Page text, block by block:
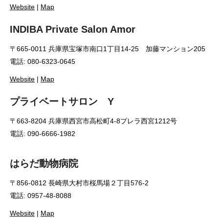
Website | Map
INDIBA Private Salon Amor
〒665-0011 兵庫県宝塚市南口1丁目14-25 加藤マンション205
電話: 080-6323-0645
Website | Map
プライベートサロン Y
〒663-8204 兵庫県西宮市高松町4-8プレラ西宮1212号
電話: 090-6666-1982
はらだ動物病院
〒856-0812 長崎県大村市桜馬場２丁目576-2
電話: 0957-48-8088
Website | Map